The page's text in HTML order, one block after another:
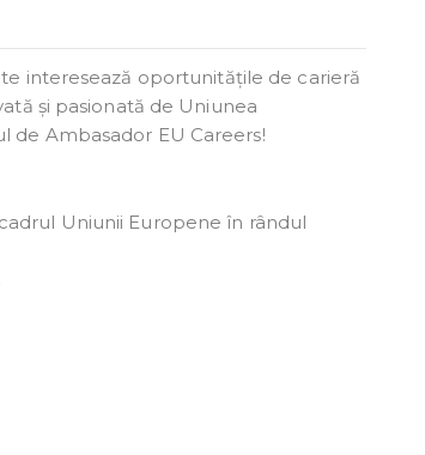
interesează oportunitățile de carieră
și pasionată de Uniunea
de Ambasador EU Careers!
Uniunii Europene în rândul